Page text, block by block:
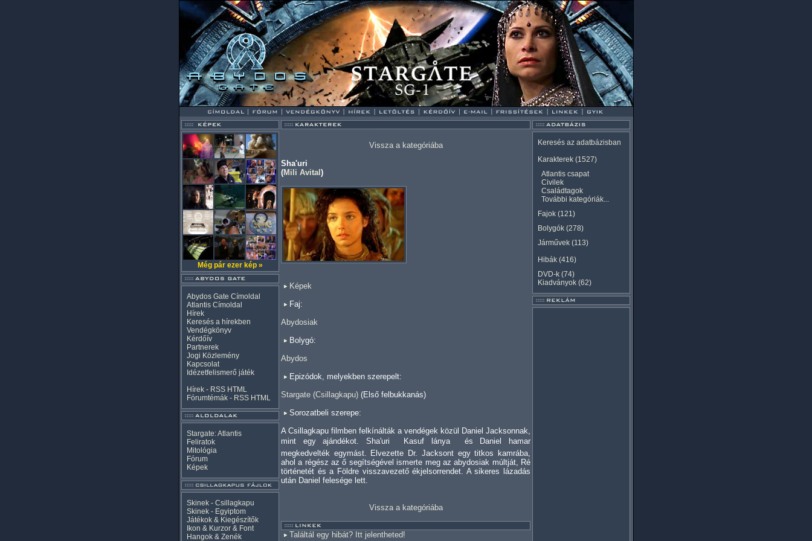
Még pár ezer kép »
Abydos Gate Címoldal
Atlantis Címoldal
Hírek
Keresés a hírekben
Vendégkönyv
Kérdőív
Partnerek
Jogi Közlemény
Kapcsolat
Idézetfelismerő játék
Hírek - RSS HTML
Fórumtémák - RSS HTML
Stargate: Atlantis
Feliratok
Mitológia
Fórum
Képek
Skinek - Csillagkapu
Skinek - Egyiptom
Játékok & Kiegészítők
Ikon & Kurzor & Font
Hangok & Zenék
Vissza a kategóriába
Sha'uri
(Mili Avital )
Képek
Faj:
Abydosiak
Bolygó:
Abydos
Epizódok, melyekben szerepelt:
Stargate (Csillagkapu) (Első felbukkanás)
Sorozatbeli szerepe:
A Csillagkapu filmben felkínálták a vendégek közül Daniel Jacksonnak,
mint egy ajándékot. Sha'uri  Kasuf lánya  és Daniel hamar
megkedvelték egymást. Elvezette Dr. Jacksont egy titkos kamrába,
ahol a régész az ő segítségével ismerte meg az abydosiak múltját, Ré
történetét és a Földre visszavezető ékjelsorrendet. A sikeres lázadás
után Daniel felesége lett.
Vissza a kategóriába
Találtál egy hibát? Itt jelentheted!
Keresés az adatbázisban
Karakterek (1527)
Atlantis csapat
Civilek
Családtagok
További kategóriák...
Fajok (121)
Bolygók (278)
Járművek (113)
Hibák (416)
DVD-k (74)
Kiadványok (62)